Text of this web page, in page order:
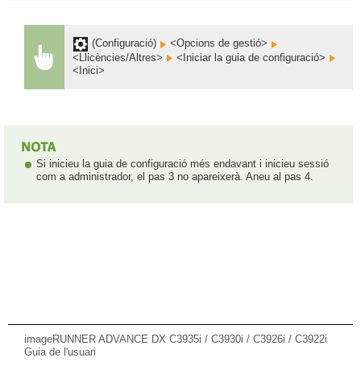
(Configuració)
<Opcions de gestió>
<Llicències/Altres>
<Iniciar la guia de configuració>
<Inici>
Si inicieu la guia de configuració més endavant i inicieu sessió
com a administrador, el pas 3 no apareixerà. Aneu al pas 4.
imageRUNNER ADVANCE DX C3935i / C3930i / C3926i / C3922i
Guia de l'usuari